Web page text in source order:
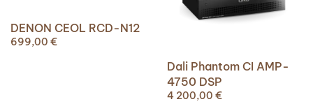
DENON CEOL RCD-N12
699,00 €
Dali Phantom CI AMP-
4750 DSP
4 200,00 €